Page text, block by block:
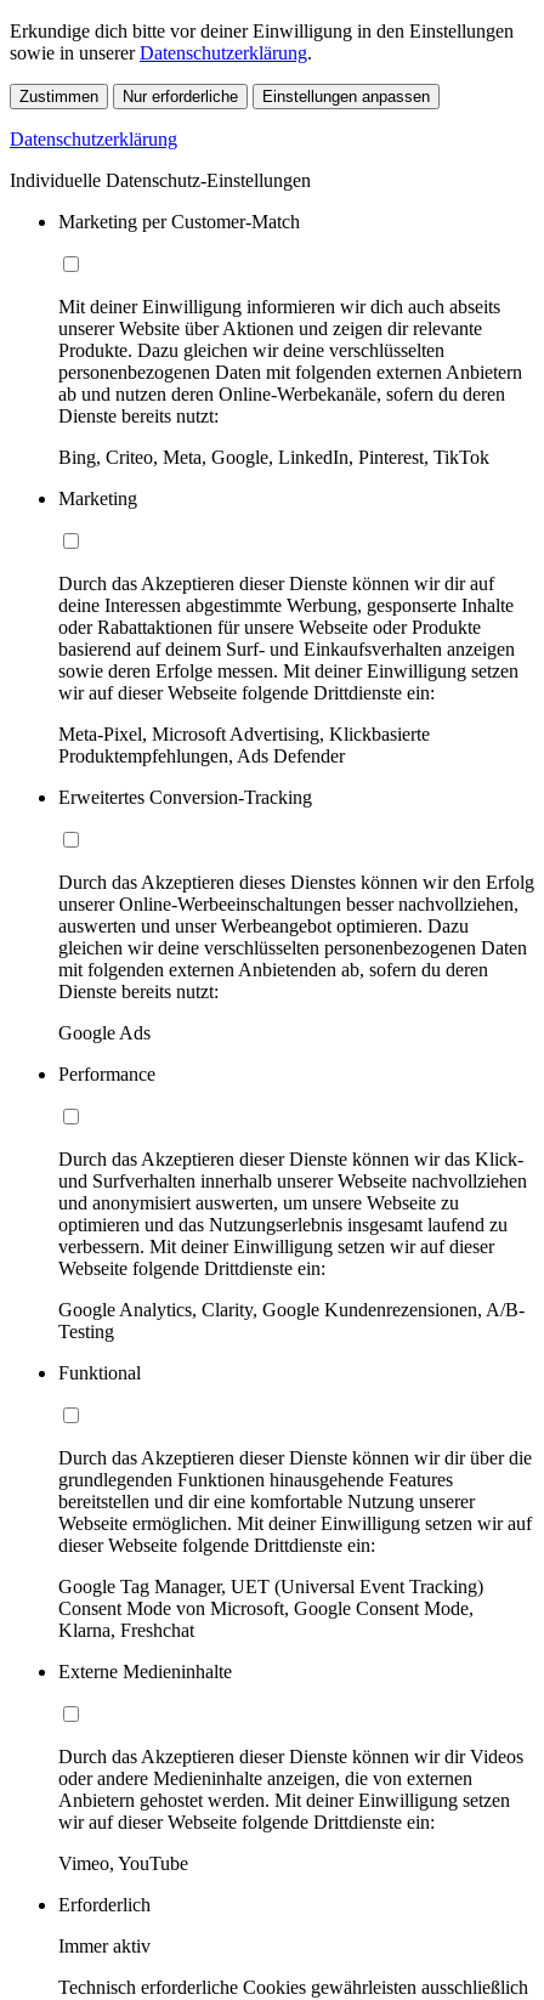
Erkundige dich bitte vor deiner Einwilligung in den Einstellungen
sowie in unsererDatenschutzerklärung.
Zustimmen Nur erforderliche Einstellungen anpassen
Datenschutzerklärung
Individuelle Datenschutz-Einstellungen
Marketing per Customer-Match
Mit deiner Einwilligung informieren wir dich auch abseits
unserer Website über Aktionen und zeigen dir relevante
Produkte. Dazu gleichen wir deine verschlüsselten
personenbezogenen Daten mit folgenden externen Anbietern
ab und nutzen deren Online-Werbekanäle, sofern du deren
Dienste bereits nutzt:
Bing, Criteo, Meta, Google, LinkedIn, Pinterest, TikTok
Marketing
Durch das Akzeptieren dieser Dienste können wir dir auf
deine Interessen abgestimmte Werbung, gesponserte Inhalte
oder Rabattaktionen für unsere Webseite oder Produkte
basierend auf deinem Surf- und Einkaufsverhalten anzeigen
sowie deren Erfolge messen. Mit deiner Einwilligung setzen
wir auf dieser Webseite folgende Drittdienste ein:
Meta-Pixel, Microsoft Advertising, Klickbasierte
Produktempfehlungen, Ads Defender
Erweitertes Conversion-Tracking
Durch das Akzeptieren dieses Dienstes können wir den Erfolg
unserer Online-Werbeeinschaltungen besser nachvollziehen,
auswerten und unser Werbeangebot optimieren. Dazu
gleichen wir deine verschlüsselten personenbezogenen Daten
mit folgenden externen Anbietenden ab, sofern du deren
Dienste bereits nutzt:
Google Ads
Performance
Durch das Akzeptieren dieser Dienste können wir das Klick-
und Surfverhalten innerhalb unserer Webseite nachvollziehen
und anonymisiert auswerten, um unsere Webseite zu
optimieren und das Nutzungserlebnis insgesamt laufend zu
verbessern. Mit deiner Einwilligung setzen wir auf dieser
Webseite folgende Drittdienste ein:
Google Analytics, Clarity, Google Kundenrezensionen, A/B-
Testing
Funktional
Durch das Akzeptieren dieser Dienste können wir dir über die
grundlegenden Funktionen hinausgehende Features
bereitstellen und dir eine komfortable Nutzung unserer
Webseite ermöglichen. Mit deiner Einwilligung setzen wir auf
dieser Webseite folgende Drittdienste ein:
Google Tag Manager, UET (Universal Event Tracking)
Consent Mode von Microsoft, Google Consent Mode,
Klarna, Freshchat
Externe Medieninhalte
Durch das Akzeptieren dieser Dienste können wir dir Videos
oder andere Medieninhalte anzeigen, die von externen
Anbietern gehostet werden. Mit deiner Einwilligung setzen
wir auf dieser Webseite folgende Drittdienste ein:
Vimeo, YouTube
Erforderlich
Immer aktiv
Technisch erforderliche Cookies gewährleisten ausschließlich